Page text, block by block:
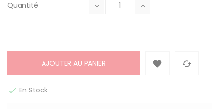
Quantité
AJOUTER AU PANIER  
 En Stock